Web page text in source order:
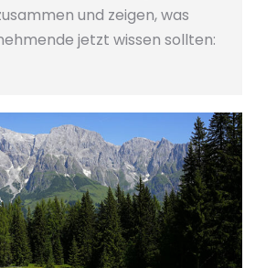
und zeigen, was
jetzt wissen sollten: